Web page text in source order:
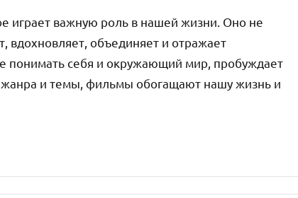
играет важную роль в нашей жизни. Оно не
вдохновляет, объединяет и отражает
понимать себя и окружающий мир, пробуждает
жанра и темы, фильмы обогащают нашу жизнь и